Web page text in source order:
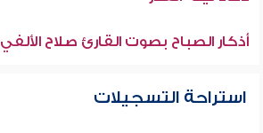
أذكار الصباح بصوت القارئ صلاح الألفي
استراحة التسجيلات